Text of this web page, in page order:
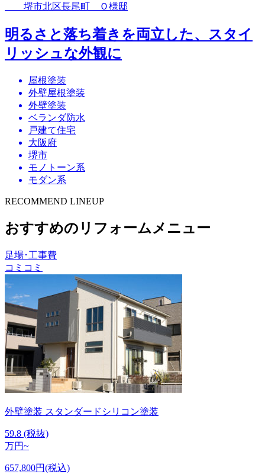
堺市北区長尾町 Ｏ様邸
明るさと落ち着きを両立した、スタイ
リッシュな外観に
屋根塗装
外壁屋根塗装
外壁塗装
ベランダ防水
戸建て住宅
大阪府
堺市
モノトーン系
モダン系
RECOMMEND LINEUP
おすすめのリフォームメニュー
足場･工事費
コミコミ
外壁塗装 スタンダードシリコン塗装
59.8 (税抜)
万円~
657,800円(税込)